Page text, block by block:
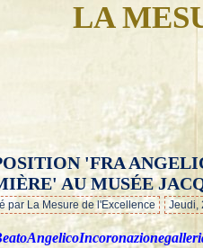
LA
'FRA
AU MUSÉE
par La Mesure de l'Excellence Jeudi,